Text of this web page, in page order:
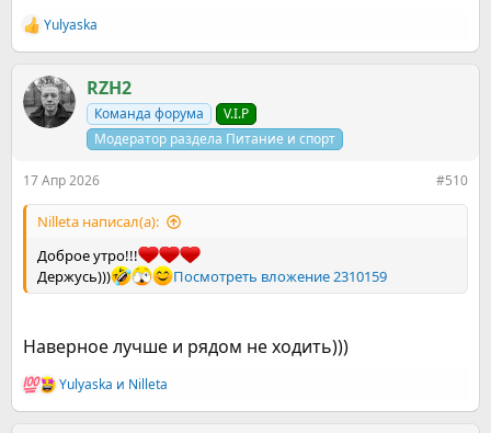
У кого-то сегодня на обед две груши
Р
е
к
ц
и
Yulyaska
RZH2
Команда форума
V.I.P
Модератор раздела Питание и спорт
17 Апр 2026 #510
Nilleta написал(а):
Доброе утро!!!
Держусь)))
Посмотреть вложение 2310159
Наверное лучше и рядом не ходить)))
Р
е
Yulyaska и Nilleta